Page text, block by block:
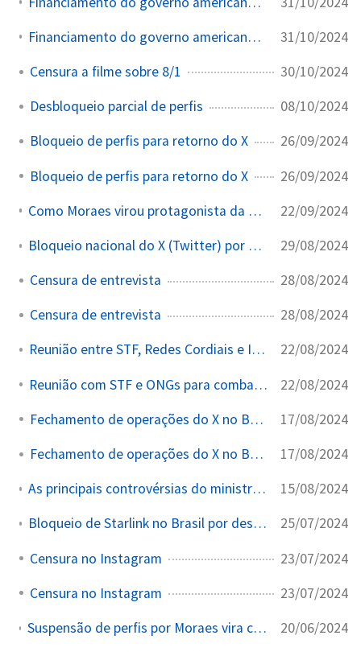
Financiamento do governo americano a iniciativas de censura no Brasil 31/10/2024
Censura a filme sobre 8/1 30/10/2024
Desbloqueio parcial de perfis 08/10/2024
Bloqueio de perfis para retorno do X 26/09/2024
Bloqueio de perfis para retorno do X 26/09/2024
Como Moraes virou protagonista da escalada autoritária no Brasil 22/09/2024
Bloqueio nacional do X (Twitter) por não nomear representante legal 29/08/2024
Censura de entrevista 28/08/2024
Censura de entrevista 28/08/2024
Reunião entre STF, Redes Cordiais e Instituto Vero 22/08/2024
Reunião com STF e ONGs para combate à desinformação 22/08/2024
Fechamento de operações do X no Brasil 17/08/2024
Fechamento de operações do X no Brasil 17/08/2024
As principais controvérsias do ministro Alexandre de Moraes nos últimos anos 15/08/2024
Bloqueio de Starlink no Brasil por desobediência a ordens de censura 25/07/2024
Censura no Instagram 23/07/2024
Censura no Instagram 23/07/2024
Suspensão de perfis por Moraes vira caixa-preta com sigilo e exclusão de PF e PGR 20/06/2024